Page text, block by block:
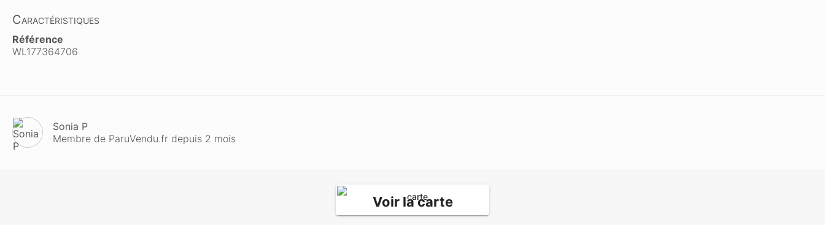
Caractéristiques
Référence
WL177364706
Sonia P
Membre de ParuVendu.fr depuis 2 mois
Voir la carte